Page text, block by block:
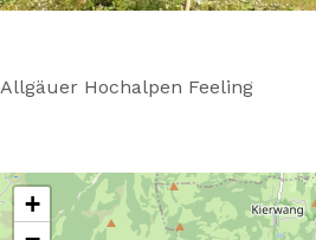
Allgäuer Hochalpen Feeling
+